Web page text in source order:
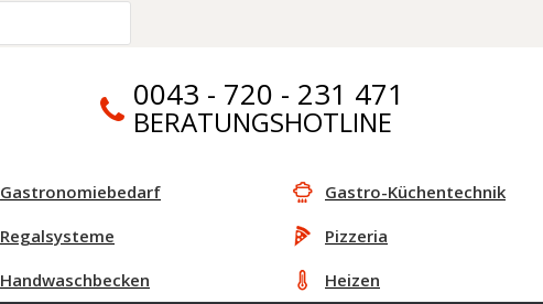
0043 - 720 - 231 471
BERATUNGSHOTLINE
Gastronomiebedarf
Gastro-Küchentechnik
Regalsysteme
Pizzeria
Handwaschbecken Heizen